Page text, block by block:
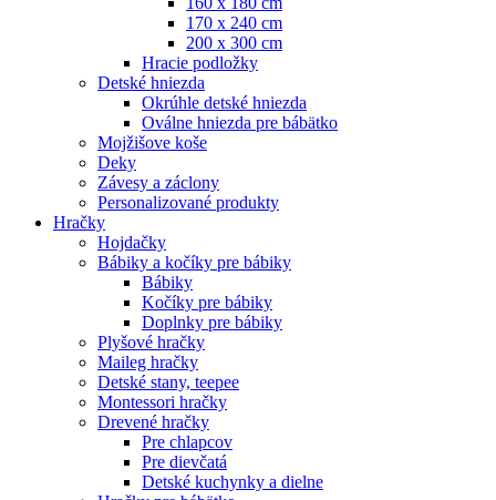
170 x 240 cm
200 x 300 cm
Hracie podložky
Detské hniezda
Okrúhle detské hniezda
Oválne hniezda pre bábätko
Mojžišove koše
Deky
Závesy a záclony
Personalizované produkty
Hračky
Hojdačky
Bábiky a kočíky pre bábiky
Bábiky
Kočíky pre bábiky
Doplnky pre bábiky
Plyšové hračky
Maileg hračky
Detské stany, teepee
Montessori hračky
Drevené hračky
Pre chlapcov
Pre dievčatá
Detské kuchynky a dielne